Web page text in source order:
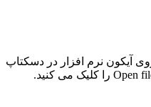
آیکون نرم افزار در دسکتاپ